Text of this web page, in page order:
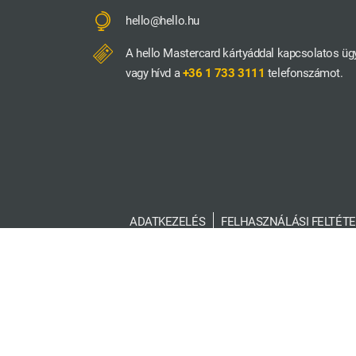
hello@hello.hu
A hello Mastercard kártyáddal kapcsolatos
vagy hívd a+36 1 733 3111 telefonszámot.
ADATKEZELÉS FELHASZNÁLÁSI